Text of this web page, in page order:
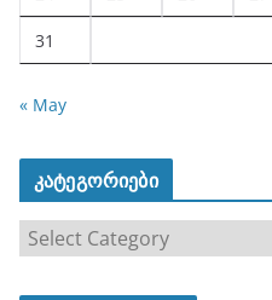
31
« May
კატეგორიები
ტ